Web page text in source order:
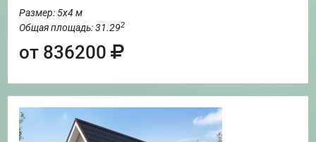
Размер: 5х4 м
Общая площадь: 31.292
от 836200